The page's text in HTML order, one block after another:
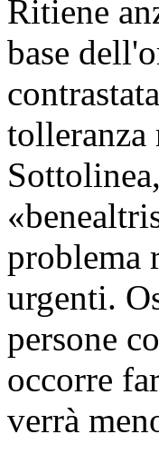
Ritiene
base
tolleranza
problema
urgenti.
persone
occorre
verrà